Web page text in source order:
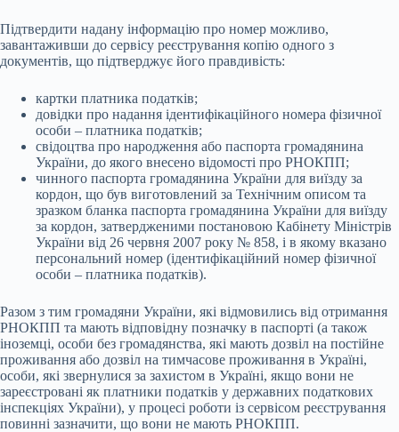
Підтвердити надану інформацію про номер можливо,
завантаживши до сервісу реєстрування копію одного з
документів, що підтверджує його правдивість:
картки платника податків;
довідки про надання ідентифікаційного номера фізичної
особи – платника податків;
свідоцтва про народження або паспорта громадянина
України, до якого внесено відомості про РНОКПП;
чинного паспорта громадянина України для виїзду за
кордон, що був виготовлений за Технічним описом та
зразком бланка паспорта громадянина України для виїзду
за кордон, затвердженими постановою Кабінету Міністрів
України від 26 червня 2007 року № 858, і в якому вказано
персональний номер (ідентифікаційний номер фізичної
особи – платника податків).
Разом з тим громадяни України, які відмовились від отримання
РНОКПП та мають відповідну позначку в паспорті (а також
іноземці, особи без громадянства, які мають дозвіл на постійне
проживання або дозвіл на тимчасове проживання в Україні,
особи, які звернулися за захистом в Україні, якщо вони не
зареєстровані як платники податків у державних податкових
інспекціях України), у процесі роботи із сервісом реєстрування
повинні зазначити, що вони не мають РНОКПП.